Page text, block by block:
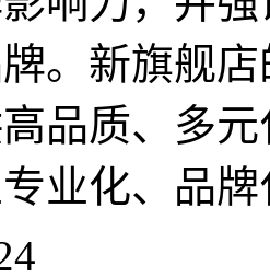
。新旗舰
品质、多
业化、品